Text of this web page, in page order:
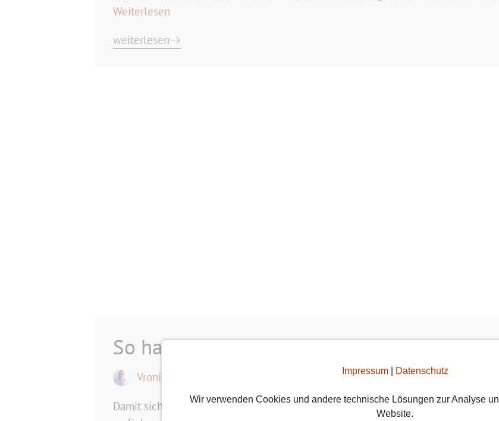
Impressum| Datenschutz
Wir verwenden Cookies und andere technische Lösungen zur Analyse
Website.
Weiterlesen
weiterlesen
So haben die Wiener Singles entschieden
Vroni
Damit sich noch mehr Wiener auf den Wiener Singles Events treffen und